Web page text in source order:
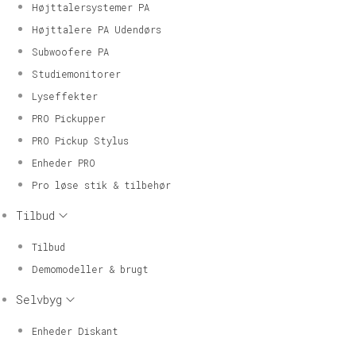
Højttalersystemer PA
Højttalere PA Udendørs
Subwoofere PA
Studiemonitorer
Lyseffekter
PRO Pickupper
PRO Pickup Stylus
Enheder PRO
Pro løse stik & tilbehør
Tilbud
Tilbud
Demomodeller & brugt
Selvbyg
Enheder Diskant